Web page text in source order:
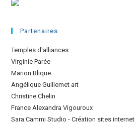
Partenaires
Temples d'alliances
Virginie Parée
Marion Blique
Angélique Guillemet art
Christine Chelin
France Alexandra Vigouroux
Sara Cammi Studio - Création sites internet